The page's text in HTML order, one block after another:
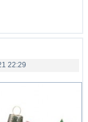
22:29